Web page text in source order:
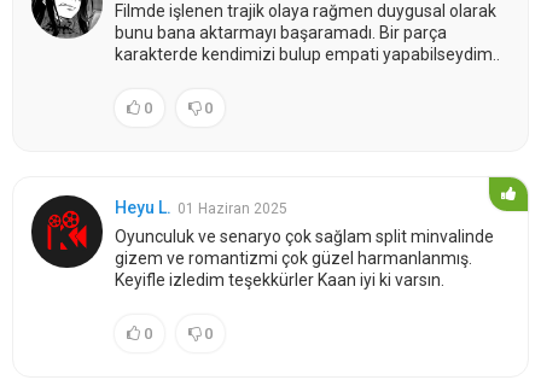
Filmde işlenen trajik olaya rağmen duygusal olarak
bunu bana aktarmayı başaramadı. Bir parça
karakterde kendimizi bulup empati yapabilseydim..
0 0
Heyu L. 01 Haziran 2025
Oyunculuk ve senaryo çok sağlam split minvalinde
gizem ve romantizmi çok güzel harmanlanmış.
Keyifle izledim teşekkürler Kaan iyi ki varsın.
0 0